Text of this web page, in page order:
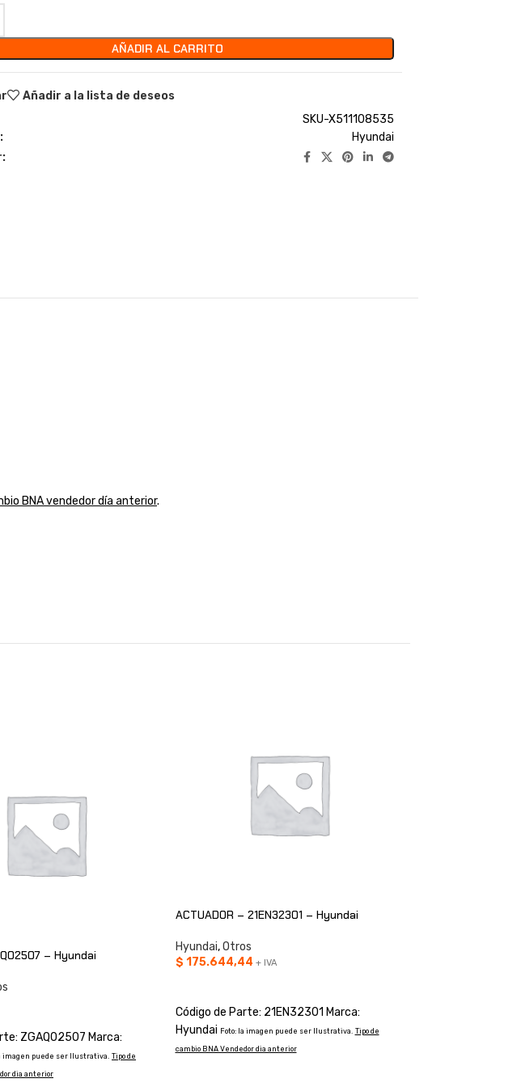
AÑADIR AL CARRITO
Añadir a la lista de deseos
SKU-X511108535
Hyundai
BNA vendedor día anterior.
– Hyundai
ZGAQ02507 Marca:
imagen puede ser Ilustrativa. Tipo de
dia anterior
ACTUADOR – 21EN32301 – Hyundai
Hyundai, Otros
$ 175.644,44 + IVA
Código de Parte: 21EN32301 Marca:
Hyundai Foto: la imagen puede ser Ilustrativa. Tipo de
cambio BNA Vendedor dia anterior